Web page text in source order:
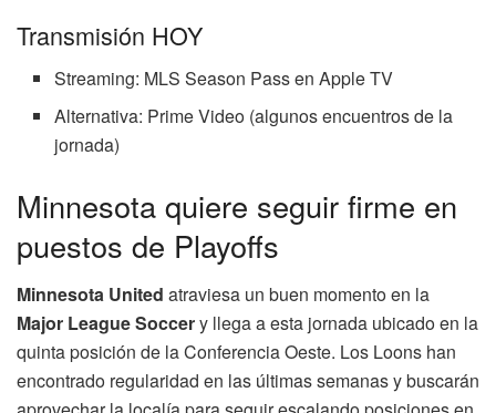
Transmisión HOY
Streaming: MLS Season Pass en Apple TV
Alternativa: Prime Video (algunos encuentros de la
jornada)
Minnesota quiere seguir firme en
puestos de Playoffs
Minnesota United atraviesa un buen momento en la
Major League Soccery llega a esta jornada ubicado en la
quinta posición de la Conferencia Oeste. Los Loons han
encontrado regularidad en las últimas semanas y buscarán